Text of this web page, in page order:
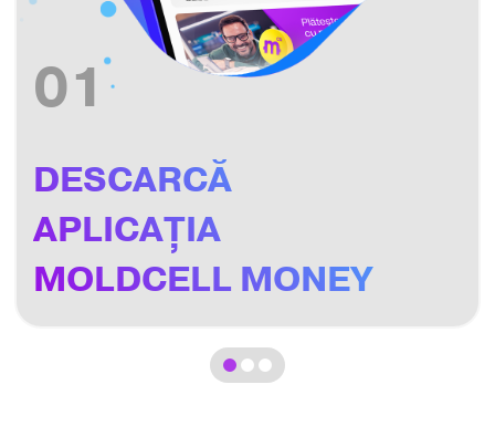
01
DESCARCĂ
APLICAȚIA
MOLDCELL MONEY
1 2 3